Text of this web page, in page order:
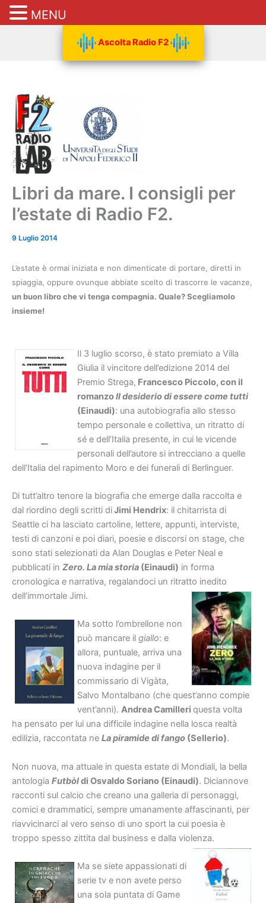
Ascolta Radio F2
Libri da mare. I consigli per
l’estate di Radio F2.
9 Luglio 2014
L’estate è ormai iniziata e non dimenticate di portare, diretti in
spiaggia, oppure ovunque abbiate scelto di trascorre le vacanze,
un buon libro che vi tenga compagnia. Quale? Scegliamolo
insieme!
Il 3 luglio scorso, è stato premiato a Villa
Giulia il vincitore dell’edizione 2014 del
Premio Strega, Francesco Piccolo, con il
romanzoIl desiderio di essere come tutti
(Einaudi): una autobiografia allo stesso
tempo personale e collettiva, un ritratto di
sé e dell’Italia presente, in cui le vicende
personali dell’autore si intrecciano a quelle
dell’Italia del rapimento Moro e dei funerali di Berlinguer.
Di tutt’altro tenore la biografia che emerge dalla raccolta e
dal riordino degli scritti diJimi Hendrix: il chitarrista di
Seattle ci ha lasciato cartoline, lettere, appunti, interviste,
testi di canzoni e poi diari, poesie e discorsi on stage, che
sono stati selezionati da Alan Douglas e Peter Neal e
pubblicati in Zero. La mia storia (Einaudi) in forma
cronologica e narrativa, regalandoci un ritratto inedito
dell’immortale Jimi.
Ma sotto l’ombrellone non
può mancare il giallo: e
allora, puntuale, arriva una
nuova indagine per il
commissario di Vigàta,
Salvo Montalbano (che quest’anno compie
vent’anni). Andrea Camilleri questa volta
ha pensato per lui una difficile indagine nella losca realtà
edilizia, raccontata ne La piramide di fango (Sellerio).
Non nuova, ma attuale in questa estate di Mondiali, la bella
antologia Futbòldi Osvaldo Soriano (Einaudi). Diciannove
racconti sul calcio che creano una galleria di personaggi,
comici e drammatici, sempre umanamente affascinanti, per
riavvicinarci al vero senso di uno sport la cui poesia è
troppo spesso zittita dal business e dalla violenza.
Ma se siete appassionati di
serie tv e non avete perso
una sola puntata di Game
MENU